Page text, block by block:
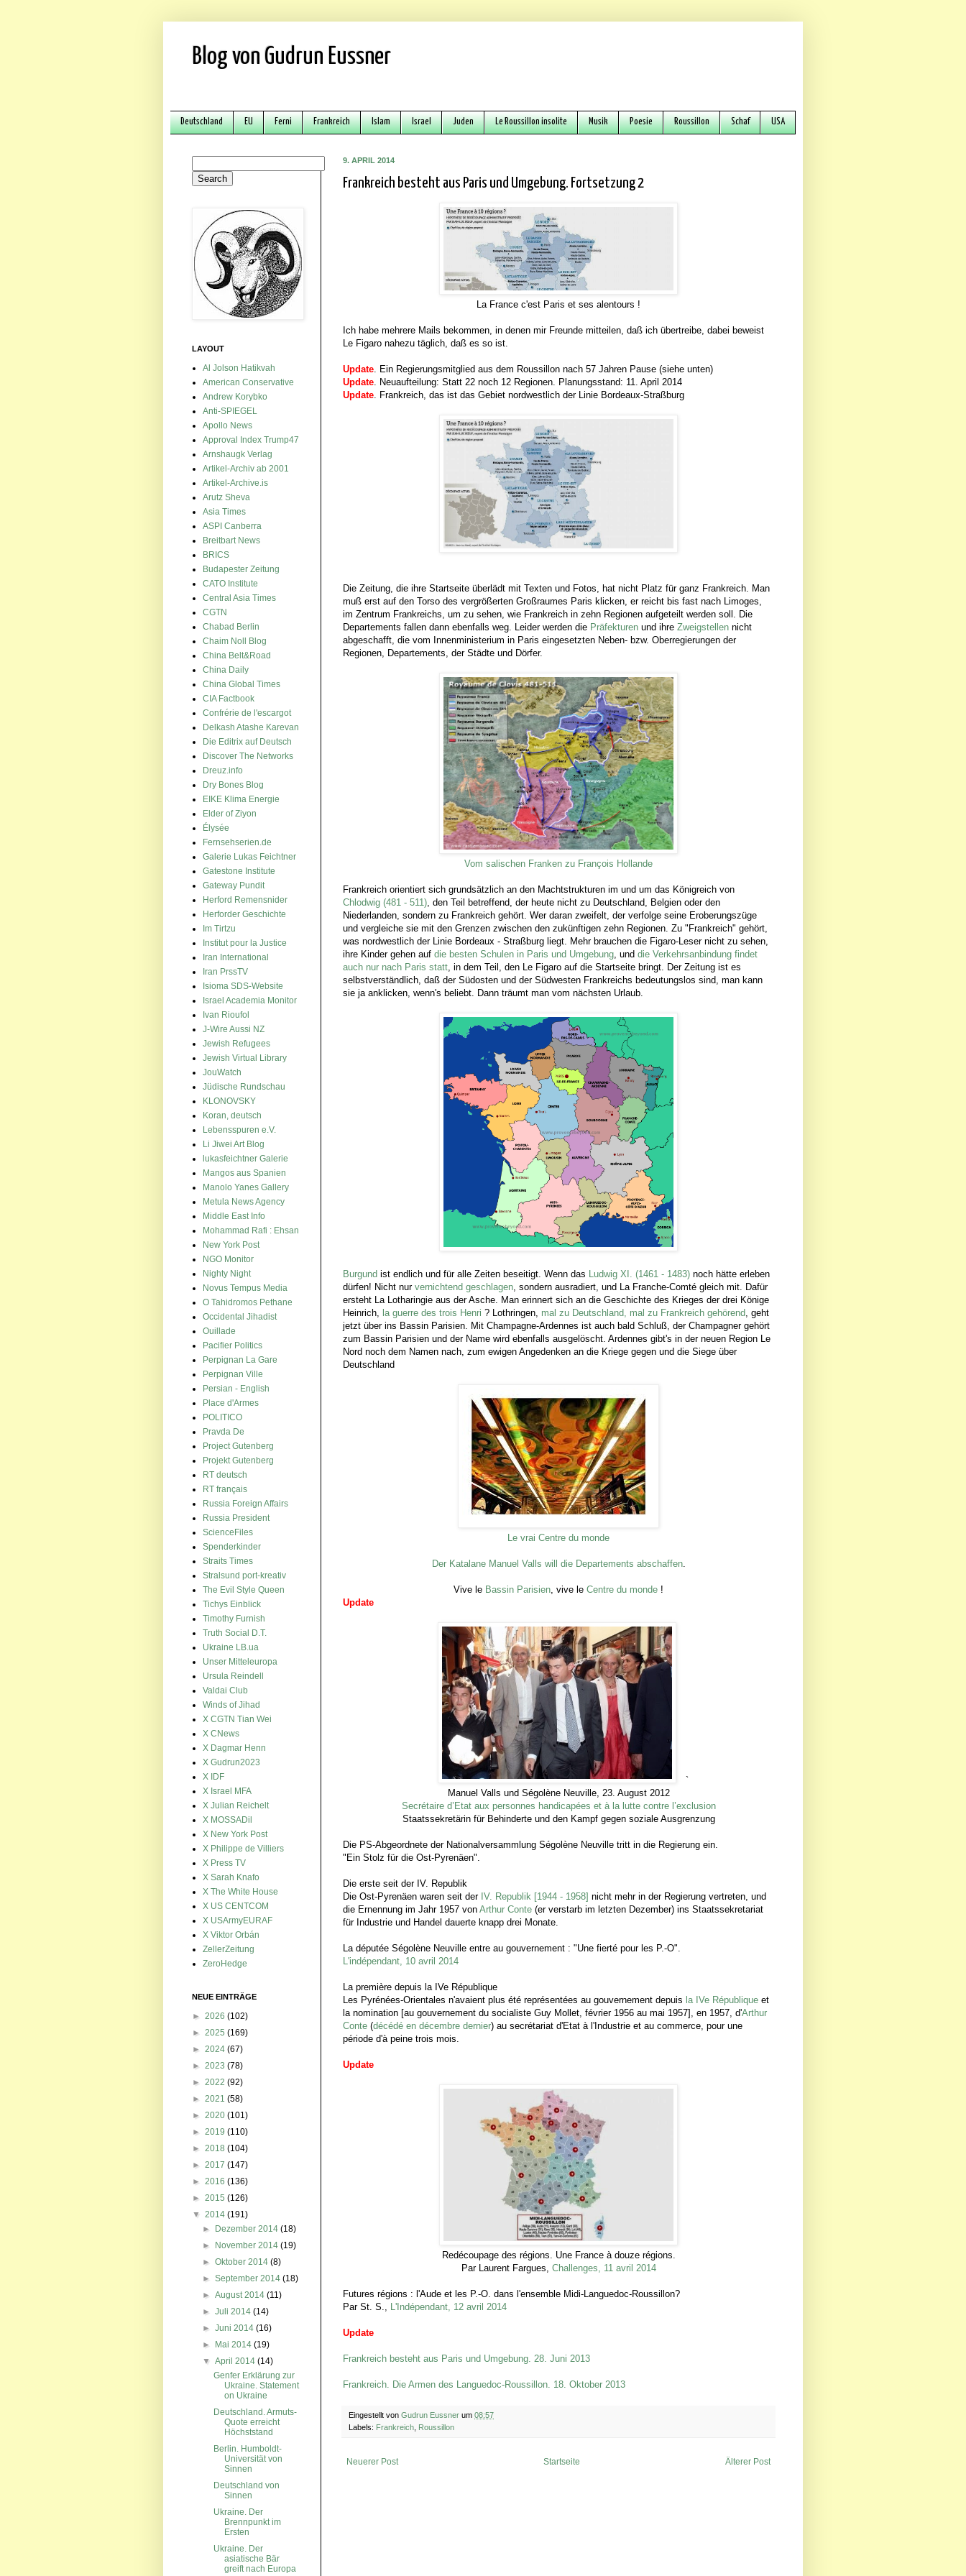
Blog von Gudrun Eussner
Deutschland EU Ferni Frankreich Islam Israel Juden Le Roussillon insolite Musik Poesie Roussillon Schaf USA
9. APRIL 2014
Frankreich besteht aus Paris und Umgebung. Fortsetzung 2
La France c'est Paris et ses alentours !
Ich habe mehrere Mails bekommen, in denen mir Freunde mitteilen, daß ich übertreibe, dabei beweist
Le Figaro nahezu täglich, daß es so ist.
Update. Ein Regierungsmitglied aus dem Roussillon nach 57 Jahren Pause (siehe unten)
Update. Neuaufteilung: Statt 22 noch 12 Regionen. Planungsstand: 11. April 2014
Update. Frankreich, das ist das Gebiet nordwestlich der Linie Bordeaux-Straßburg
Die Zeitung, die ihre Startseite überlädt mit Texten und Fotos, hat nicht Platz für ganz Frankreich. Man
muß erst auf den Torso des vergrößerten Großraumes Paris klicken, er reicht bis fast nach Limoges,
im Zentrum Frankreichs, um zu sehen, wie Frankreich in zehn Regionen aufgeteilt werden soll. Die
Departements fallen dann ebenfalls weg. Leider werden die Präfekturen und ihre Zweigstellen nicht
abgeschafft, die vom Innenministerium in Paris eingesetzten Neben- bzw. Oberregierungen der
Regionen, Departements, der Städte und Dörfer.
Vom salischen Franken zu François Hollande
Frankreich orientiert sich grundsätzlich an den Machtstrukturen im und um das Königreich von
Chlodwig (481 - 511), den Teil betreffend, der heute nicht zu Deutschland, Belgien oder den
Niederlanden, sondern zu Frankreich gehört. Wer daran zweifelt, der verfolge seine Eroberungszüge
und vergleiche sie mit den Grenzen zwischen den zukünftigen zehn Regionen. Zu "Frankreich" gehört,
was nordwestlich der Linie Bordeaux - Straßburg liegt. Mehr brauchen die Figaro-Leser nicht zu sehen,
ihre Kinder gehen auf die besten Schulen in Paris und Umgebung, und die Verkehrsanbindung findet
auch nur nach Paris statt, in dem Teil, den Le Figaro auf die Startseite bringt. Der Zeitung ist es
selbstverständlich, daß der Südosten und der Südwesten Frankreichs bedeutungslos sind, man kann
sie ja anklicken, wenn's beliebt. Dann träumt man vom nächsten Urlaub.
Burgund ist endlich und für alle Zeiten beseitigt. Wenn das Ludwig XI. (1461 - 1483) noch hätte erleben
dürfen! Nicht nur vernichtend geschlagen, sondern ausradiert, und La Franche-Comté gleich mit. Dafür
ersteht La Lotharingie aus der Asche. Man erinnert sich an die Geschichte des Krieges der drei Könige
Heinrich, la guerre des trois Henri ? Lothringen, mal zu Deutschland, mal zu Frankreich gehörend, geht
jetzt über ins Bassin Parisien. Mit Champagne-Ardennes ist auch bald Schluß, der Champagner gehört
zum Bassin Parisien und der Name wird ebenfalls ausgelöscht. Ardennes gibt's in der neuen Region Le
Nord noch dem Namen nach, zum ewigen Angedenken an die Kriege gegen und die Siege über
Deutschland
Le vrai Centre du monde
Der Katalane Manuel Valls will die Departements abschaffen.
Vive le Bassin Parisien, vive le Centre du monde !
Update
`
Manuel Valls und Ségolène Neuville, 23. August 2012
Secrétaire d’Etat aux personnes handicapées et à la lutte contre l’exclusion
Staatssekretärin für Behinderte und den Kampf gegen soziale Ausgrenzung
Die PS-Abgeordnete der Nationalversammlung Ségolène Neuville tritt in die Regierung ein.
"Ein Stolz für die Ost-Pyrenäen".
Die erste seit der IV. Republik
Die Ost-Pyrenäen waren seit der IV. Republik [1944 - 1958] nicht mehr in der Regierung vertreten, und
die Ernennung im Jahr 1957 von Arthur Conte (er verstarb im letzten Dezember) ins Staatssekretariat
für Industrie und Handel dauerte knapp drei Monate.
La députée Ségolène Neuville entre au gouvernement : "Une fierté pour les P.-O".
L'indépendant, 10 avril 2014
La première depuis la IVe République
Les Pyrénées-Orientales n'avaient plus été représentées au gouvernement depuis la IVe République et
la nomination [au gouvernement du socialiste Guy Mollet, février 1956 au mai 1957], en 1957, d'Arthur
Conte (décédé en décembre dernier) au secrétariat d'Etat à l'Industrie et au commerce, pour une
période d'à peine trois mois.
Update
Redécoupage des régions. Une France à douze régions.
Par Laurent Fargues, Challenges, 11 avril 2014
Futures régions : l'Aude et les P.-O. dans l'ensemble Midi-Languedoc-Roussillon?
Par St. S., L'Indépendant, 12 avril 2014
Update
Frankreich besteht aus Paris und Umgebung. 28. Juni 2013
Frankreich. Die Armen des Languedoc-Roussillon. 18. Oktober 2013
Eingestellt von Gudrun Eussner um 08:57
Labels: Frankreich, Roussillon
Neuerer Post Älterer Post
Startseite
LAYOUT
Al Jolson Hatikvah
American Conservative
Andrew Korybko
Anti-SPIEGEL
Apollo News
Approval Index Trump47
Arnshaugk Verlag
Artikel-Archiv ab 2001
Artikel-Archive.is
Arutz Sheva
Asia Times
ASPI Canberra
Breitbart News
BRICS
Budapester Zeitung
CATO Institute
Central Asia Times
CGTN
Chabad Berlin
Chaim Noll Blog
China Belt&Road
China Daily
China Global Times
CIA Factbook
Confrérie de l'escargot
Delkash Atashe Karevan
Die Editrix auf Deutsch
Discover The Networks
Dreuz.info
Dry Bones Blog
EIKE Klima Energie
Elder of Ziyon
Élysée
Fernsehserien.de
Galerie Lukas Feichtner
Gatestone Institute
Gateway Pundit
Herford Remensnider
Herforder Geschichte
Im Tirtzu
Institut pour la Justice
Iran International
Iran PrssTV
Isioma SDS-Website
Israel Academia Monitor
Ivan Rioufol
J-Wire Aussi NZ
Jewish Refugees
Jewish Virtual Library
JouWatch
Jüdische Rundschau
KLONOVSKY
Koran, deutsch
Lebensspuren e.V.
Li Jiwei Art Blog
lukasfeichtner Galerie
Mangos aus Spanien
Manolo Yanes Gallery
Metula News Agency
Middle East Info
Mohammad Rafi : Ehsan
New York Post
NGO Monitor
Nighty Night
Novus Tempus Media
O Tahidromos Pethane
Occidental Jihadist
Ouillade
Pacifier Politics
Perpignan La Gare
Perpignan Ville
Persian - English
Place d'Armes
POLITICO
Pravda De
Project Gutenberg
Projekt Gutenberg
RT deutsch
RT français
Russia Foreign Affairs
Russia President
ScienceFiles
Spenderkinder
Straits Times
Stralsund port-kreativ
The Evil Style Queen
Tichys Einblick
Timothy Furnish
Truth Social D.T.
Ukraine LB.ua
Unser Mitteleuropa
Ursula Reindell
Valdai Club
Winds of Jihad
X CGTN Tian Wei
X CNews
X Dagmar Henn
X Gudrun2023
X IDF
X Israel MFA
X Julian Reichelt
X MOSSADil
X New York Post
X Philippe de Villiers
X Press TV
X Sarah Knafo
X The White House
X US CENTCOM
X USArmyEURAF
X Viktor Orbán
ZellerZeitung
ZeroHedge
NEUE EINTRÄGE
► 2026 (102)
► 2025 (169)
► 2024 (67)
► 2023 (78)
► 2022 (92)
► 2021 (58)
► 2020 (101)
► 2019 (110)
► 2018 (104)
► 2017 (147)
► 2016 (136)
► 2015 (126)
▼ 2014 (191)
► Dezember 2014(18)
► November 2014(19)
►Oktober 2014(8)
►September 2014(18)
►August 2014(11)
►Juli 2014(14)
►Juni 2014(16)
► Mai 2014(19)
▼April 2014(14)
Genfer Erklärung zur
Ukraine. Statement
on Ukraine
Deutschland. Armuts-
Quote erreicht
Höchststand
Berlin. Humboldt-
Universität von
Sinnen
Deutschland von
Sinnen
Ukraine. Der
Brennpunkt im
Ersten
Ukraine. Der
asiatische Bär
greift nach Europa